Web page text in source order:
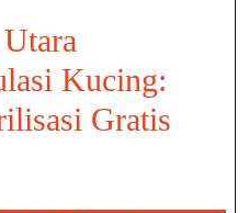
Kucing:
Gratis